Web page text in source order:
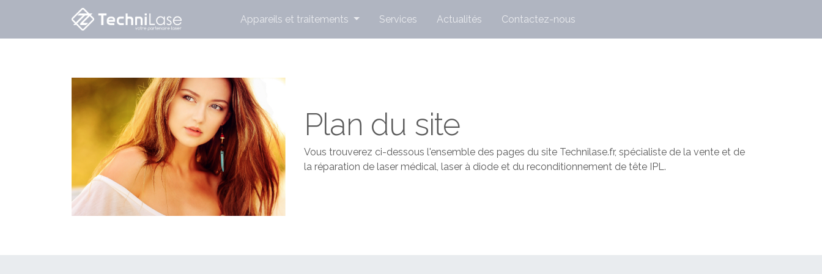
Appareils et traitements Services Actualités Contactez-nous
Plan du site
Vous trouverez ci-dessous l'ensemble des pages du site Technilase.fr, spécialiste de la vente et de
la réparation de laser médical, laser à diode et du reconditionnement de tête IPL.